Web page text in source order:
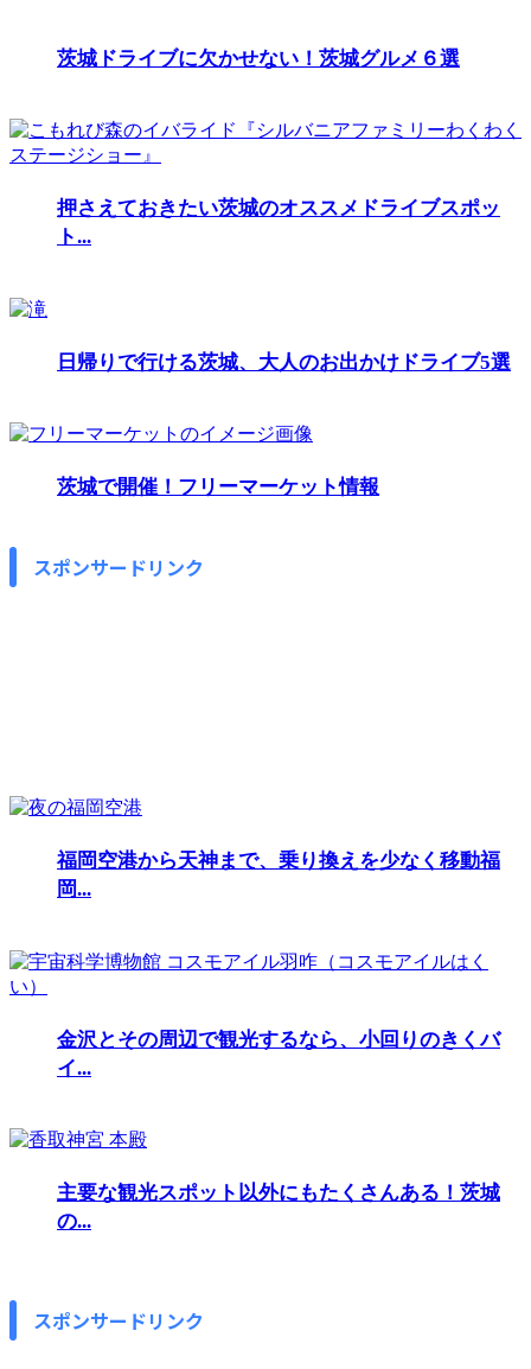
茨城ドライブに欠かせない！茨城グルメ６選
押さえておきたい茨城のオススメドライブスポッ
ト...
日帰りで行ける茨城、大人のお出かけドライブ5選
茨城で開催！フリーマーケット情報
スポンサードリンク
福岡空港から天神まで、乗り換えを少なく移動福
岡...
金沢とその周辺で観光するなら、小回りのきくバ
イ...
主要な観光スポット以外にもたくさんある！茨城
の...
スポンサードリンク